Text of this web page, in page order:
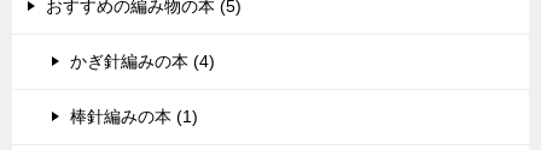
おすすめの編み物の本 (5)
かぎ針編みの本 (4)
棒針編みの本 (1)